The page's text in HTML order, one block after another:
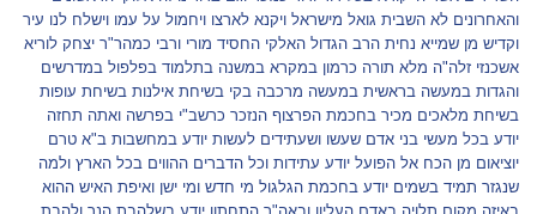
והאחרונים לא השבית גואל מישראל ויקנא לארצו ויחמול על עמו וישלח לנו עיר
וקדיש מן שמייא נחית הרב הגדול האלקי החסיד מורי ורבי כמהר"ר יצחק לוריא
אשכנזי זלה"ה מלא תורה כרמון במקרא במשנה בתלמוד בפלפול במדרשים
והגדות במעשה בראשית במעשה מרכבה בקי בשיחת אילנות בשיחת עופות
בשיחת מלאכים מכיר בחכמת הפרצוף הנזכר כרשב"י בפרשה ואתה תחזה
יודע בכל מעשי בני אדם שעשו ושעתידים לעשות יודע במחשבות ב"א טרם
יוציאום מן הכח אל הפועל יודע עתידות וכל הדברים ההווים בכל הארץ ולמה
שנגזר תמיד בשמים יודע בחכמת הגלגול מי חדש ומי ישן ואיפת האיש ההוא